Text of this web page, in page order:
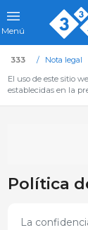
Menú
333
Nota legal
El uso de este sitio
establecidas en la
Política
La